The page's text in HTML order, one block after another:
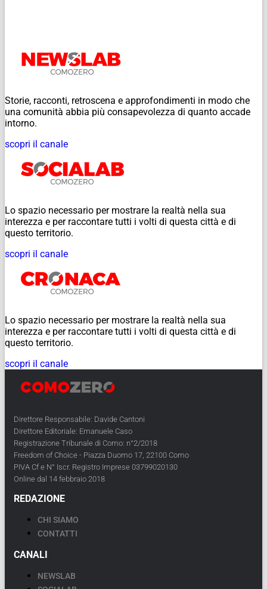
Storie, racconti, retroscena e approfondimenti in modo che
una comunità abbia più consapevolezza di quanto accade
intorno.
scopri il canale
Lo spazio necessario per mostrare la realtà nella sua
interezza e per raccontare tutti i volti di questa città e di
questo territorio.
scopri il canale
Lo spazio necessario per mostrare la realtà nella sua
interezza e per raccontare tutti i volti di questa città e di
questo territorio.
scopri il canale
Direttore Responsabile: Davide Cantoni
Direttore Editoriale: Emanuele Caso
Registrazione Tribunale di Como: n°2/2018
Freedom of Choice - Piazza Duomo 17, 22100 Como
PIVA Cf e N° Iscr. Registro Imprese 03799020130
Online dal 14 febbraio 2018
REDAZIONE
CHI SIAMO
CONTATTI
CANALI
NEWSLAB